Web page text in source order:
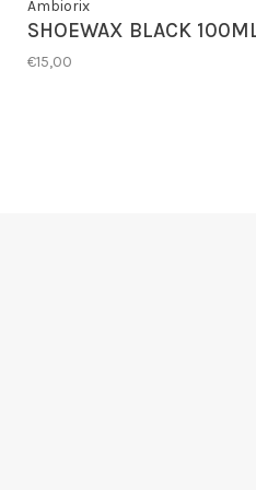
Ambiorix
SHOEWAX BLACK
€15,00